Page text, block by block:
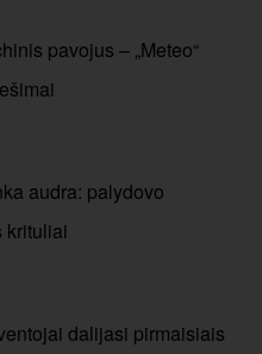
pavojus – „Meteo“
audra: palydovo
krituliai
dalijasi pirmaisiais